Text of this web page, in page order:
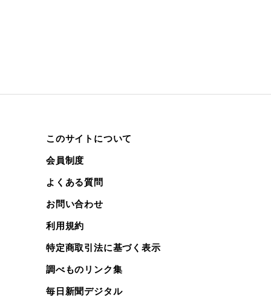
このサイトについて
会員制度
よくある質問
お問い合わせ
利用規約
特定商取引法に基づく表示
調べものリンク集
毎日新聞デジタル